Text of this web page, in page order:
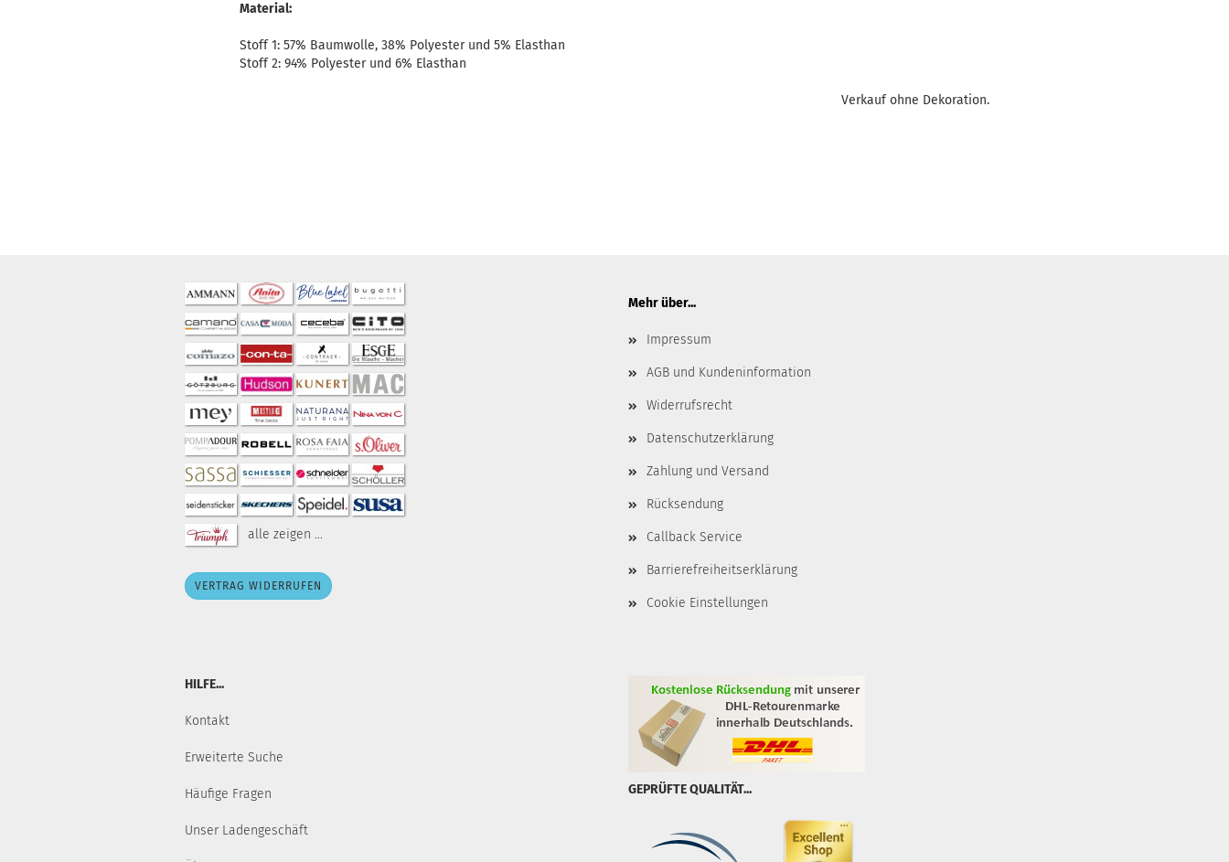
Material:
Stoff 1: 57% Baumwolle, 38% Polyester und 5% Elasthan
Stoff 2: 94% Polyester und 6% Elasthan
Verkauf ohne Dekoration.
alle zeigen ...
VERTRAG WIDERRUFEN
Mehr über...
Impressum
AGB und Kundeninformation
Widerrufsrecht
Datenschutzerklärung
Zahlung und Versand
Rücksendung
Callback Service
Barrierefreiheitserklärung
Cookie Einstellungen
HILFE...
Kontakt
Erweiterte Suche
Häufige Fragen
Unser Ladengeschäft
GEPRÜFTE QUALITÄT...